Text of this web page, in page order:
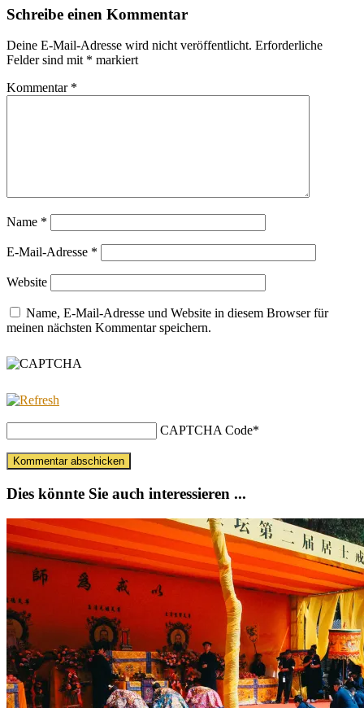
Schreibe einen Kommentar
Deine E-Mail-Adresse wird nicht veröffentlicht. Erforderliche
Felder sind mit * markiert
Kommentar *
Name *
E-Mail-Adresse *
Website
Name, E-Mail-Adresse und Website in diesem Browser für
meinen nächsten Kommentar speichern.
CAPTCHA Code*
Dies könnte Sie auch interessieren ...